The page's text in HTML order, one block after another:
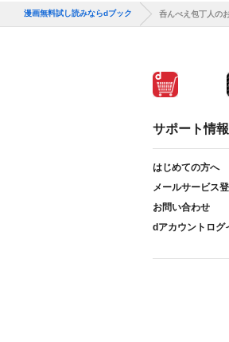
漫画無料試し読みならdブック 呑んべえ包丁人の
サポート情報
はじめての方へ
メールサービス
お問い合わせ
dアカウントログ